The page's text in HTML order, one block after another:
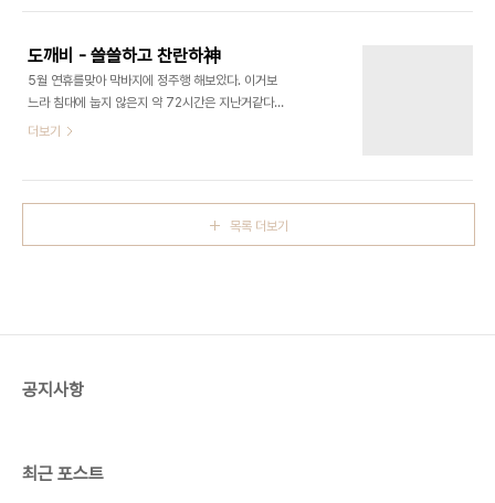
에게 곤욕이다. 그러니 스스로 자랑하는일은 기름칠
는 접근이다. 너무 가까이서 보면 안 보이는 것들이
있기 때문이다. 우울감을 현상으로 바라보고 이해시
켜준 이 책의 글들은 치료제로서 기능했다. 위에 인용
한 문장은 뇌과학을 근거로 나의 판단을 파헤치며 실
질적인 위로를 한다. 그렇구나 나 꽤 괜찮을지도? 유
으로부터 강해지는 방법을 배운다고 한다. 그의 행동
도깨비 - 쓸쓸하고 찬란하神
5월 연휴를맞아 막바지에 정주행 해보았다. 이거보
느라 침대에 눕지 않은지 약 72시간은 지난거같다.
생각보다 매력적인 김고은의 연기와 남자는머리빨
첫번째는 씨를 뿌리는 생. 두번째는 뿌린씨에 물을 주
더보기
목록 더보기
공지사항
최근 포스트